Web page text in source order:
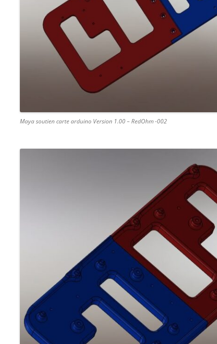
Maya soutien carte arduino Version 1.00 – RedOhm -002